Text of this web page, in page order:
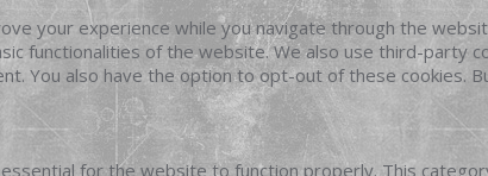
your experience while you navigate through the
functionalities of the website. We also use third-party
You also have the option to opt-out of these cookies.
for the website to function properly. This